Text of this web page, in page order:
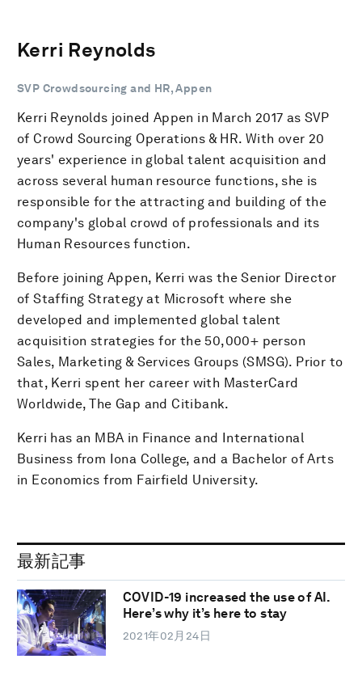
Kerri Reynolds
SVP Crowdsourcing and HR, Appen
Kerri Reynolds joined Appen in March 2017 as SVP
of Crowd Sourcing Operations & HR. With over 20
years' experience in global talent acquisition and
across several human resource functions, she is
responsible for the attracting and building of the
company's global crowd of professionals and its
Human Resources function.
Before joining Appen, Kerri was the Senior Director
of Staffing Strategy at Microsoft where she
developed and implemented global talent
acquisition strategies for the 50,000+ person
Sales, Marketing & Services Groups (SMSG). Prior to
that, Kerri spent her career with MasterCard
Worldwide, The Gap and Citibank.
Kerri has an MBA in Finance and International
Business from Iona College, and a Bachelor of Arts
in Economics from Fairfield University.
最新記事
COVID-19 increased the use of AI.
Here’s why it’s here to stay
2021年02月24日